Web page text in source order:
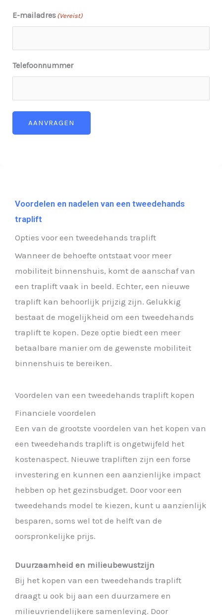
E-mailadres (Vereist)
Telefoonnummer
AANVRAGEN
Voordelen en nadelen van een tweedehands
traplift
Opties voor een tweedehands traplift
Wanneer de behoefte ontstaat voor meer
mobiliteit binnenshuis, komt de aanschaf van
een traplift vaak in beeld. Echter, een nieuwe
traplift kan behoorlijk prijzig zijn. Gelukkig
bestaat de mogelijkheid om een tweedehands
traplift te kopen. Deze optie biedt een meer
betaalbare manier om de gewenste mobiliteit
binnenshuis te bereiken.
Voordelen van een tweedehands traplift kopen
Financiele voordelen
Een van de grootste voordelen van het kopen van
een tweedehands traplift is ongetwijfeld het
kostenaspect. Nieuwe trapliften zijn een forse
investering en kunnen een aanzienlijke impact
hebben op het gezinsbudget. Door voor een
tweedehands model te kiezen, kunt u aanzienlijk
besparen, soms wel tot de helft van de
oorspronkelijke prijs.
Duurzaamheid en milieubewustzijn
Bij het kopen van een tweedehands traplift
draagt u ook bij aan een duurzamere en
milieuvriendelijkere samenleving. Door